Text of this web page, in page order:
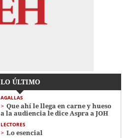
LO ÚLTIMO
AGALLAS
Que ahí le llega en carne y hueso
a la audiencia le dice Aspra a JOH
LECTORES
Lo esencial